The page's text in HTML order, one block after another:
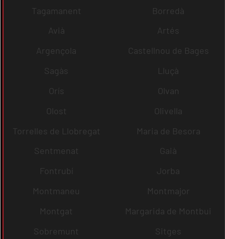
Tagamanent
Borredà
Avià
Artés
Argençola
Castellnou de Bages
Sagàs
Lluçà
Orís
Olvan
Olost
Olivella
Torrelles de Llobregat
Maria de Besora
Sentmenat
Gaià
Fontrubí
Jorba
Montmaneu
Montmajor
Montgat
Margarida de Montbui
Sobremunt
Sitges